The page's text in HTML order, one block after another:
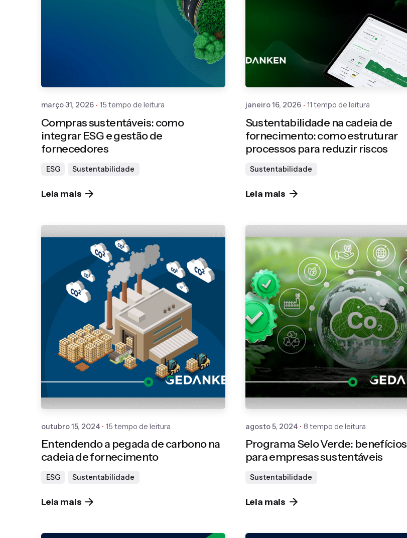
março 31, 2026 15 tempo de leitura
Compras sustentáveis: como
integrar ESG e gestão de
fornecedores
ESG Sustentabilidade
Leia mais
Publicado por
Gedanken
janeiro 16, 2026 11 tempo de leitura
Sustentabilidade na cadeia de
fornecimento: como estruturar
processos para reduzir riscos
Sustentabilidade
Leia mais
Publicado por
Gedanken
outubro 15, 2024 15 tempo de leitura
Entendendo a pegada de carbono na
cadeia de fornecimento
ESG Sustentabilidade
Leia mais
Publicado por
Gedanken
agosto 5, 2024 8 tempo de leitura
Programa Selo Verde: benefícios
para empresas sustentáveis
Sustentabilidade
Leia mais